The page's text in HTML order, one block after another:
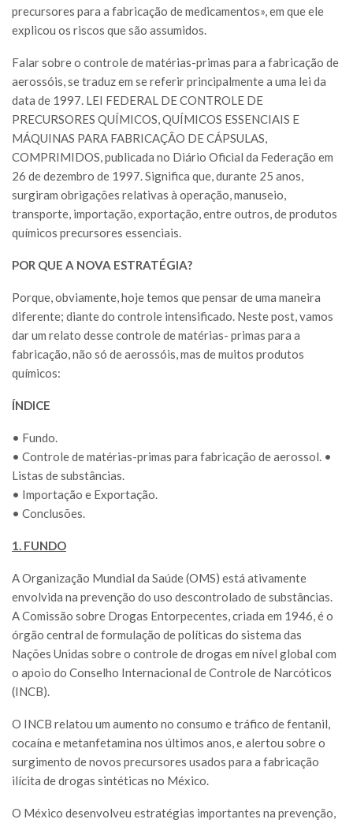
precursores para a fabricação de medicamentos», em que ele
explicou os riscos que são assumidos.
Falar sobre o controle de matérias-primas para a fabricação de
aerossóis, se traduz em se referir principalmente a uma lei da
data de 1997. LEI FEDERAL DE CONTROLE DE
PRECURSORES QUÍMICOS, QUÍMICOS ESSENCIAIS E
MÁQUINAS PARA FABRICAÇÃO DE CÁPSULAS,
COMPRIMIDOS, publicada no Diário Oficial da Federação em
26 de dezembro de 1997. Significa que, durante 25 anos,
surgiram obrigações relativas à operação, manuseio,
transporte, importação, exportação, entre outros, de produtos
químicos precursores essenciais.
POR QUE A NOVA ESTRATÉGIA?
Porque, obviamente, hoje temos que pensar de uma maneira
diferente; diante do controle intensificado. Neste post, vamos
dar um relato desse controle de matérias- primas para a
fabricação, não só de aerossóis, mas de muitos produtos
químicos:
ÍNDICE
• Fundo.
• Controle de matérias-primas para fabricação de aerossol. •
Listas de substâncias.
• Importação e Exportação.
• Conclusões.
1. FUNDO
A Organização Mundial da Saúde (OMS) está ativamente
envolvida na prevenção do uso descontrolado de substâncias.
A Comissão sobre Drogas Entorpecentes, criada em 1946, é o
órgão central de formulação de políticas do sistema das
Nações Unidas sobre o controle de drogas em nível global com
o apoio do Conselho Internacional de Controle de Narcóticos
(INCB).
O INCB relatou um aumento no consumo e tráfico de fentanil,
cocaína e metanfetamina nos últimos anos, e alertou sobre o
surgimento de novos precursores usados para a fabricação
ilícita de drogas sintéticas no México.
O México desenvolveu estratégias importantes na prevenção,